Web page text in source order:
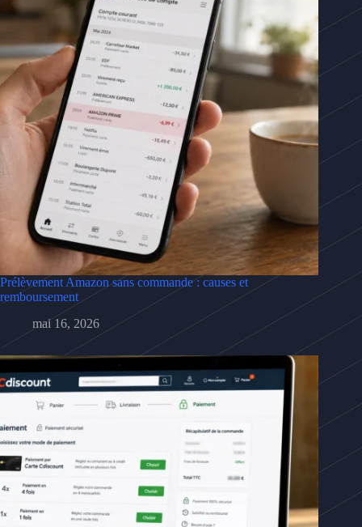
Prélèvement Amazon sans commande : causes et
remboursement
mai 16, 2026